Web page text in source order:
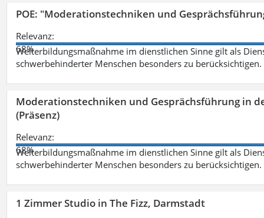
POE: "Moderationstechniken und
Relevanz:
68%
Weiterbildungsmaßnahme im dienstlichen Sinne gilt als
schwerbehinderter Menschen besonders zu berücksichtigen.
Moderationstechniken und Gesprächsführung in
(Präsenz)
Relevanz:
68%
Weiterbildungsmaßnahme im dienstlichen Sinne gilt als
schwerbehinderter Menschen besonders zu berücksichtigen.
1 Zimmer Studio in The Fizz, Darmstadt